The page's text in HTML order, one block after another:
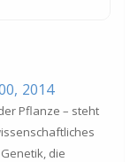
2014
Pflanze – steht
die